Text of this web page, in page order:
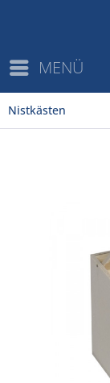
MENÜ
Nistkästen